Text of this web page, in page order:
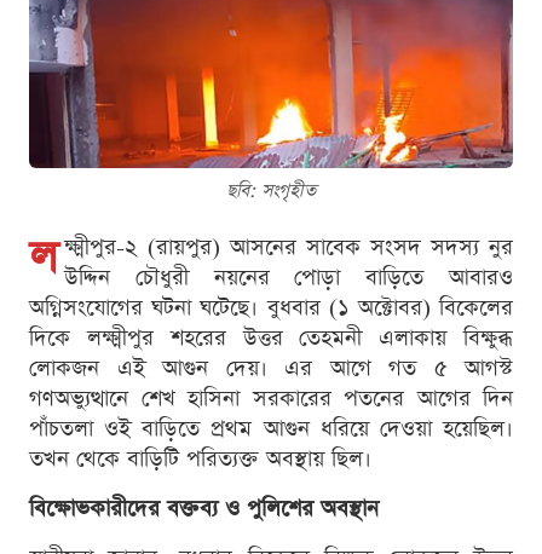
ছবি: সংগৃহীত
ল ক্ষ্মীপুর-২ (রায়পুর) আসনের সাবেক সংসদ সদস্য নুর
উদ্দিন চৌধুরী নয়নের পোড়া বাড়িতে আবারও
অগ্নিসংযোগের ঘটনা ঘটেছে। বুধবার (১ অক্টোবর) বিকেলের
দিকে লক্ষ্মীপুর শহরের উত্তর তেহমনী এলাকায় বিক্ষুব্ধ
লোকজন এই আগুন দেয়। এর আগে গত ৫ আগস্ট
গণঅভ্যুত্থানে শেখ হাসিনা সরকারের পতনের আগের দিন
পাঁচতলা ওই বাড়িতে প্রথম আগুন ধরিয়ে দেওয়া হয়েছিল।
তখন থেকে বাড়িটি পরিত্যক্ত অবস্থায় ছিল।
বিক্ষোভকারীদের বক্তব্য ও পুলিশের অবস্থান